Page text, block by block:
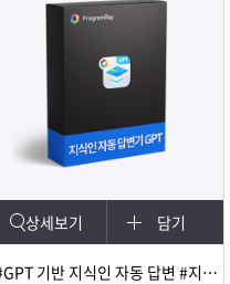
상세보기 담기
#GPT 기반 지식인 자동 답변 #지식인마케팅